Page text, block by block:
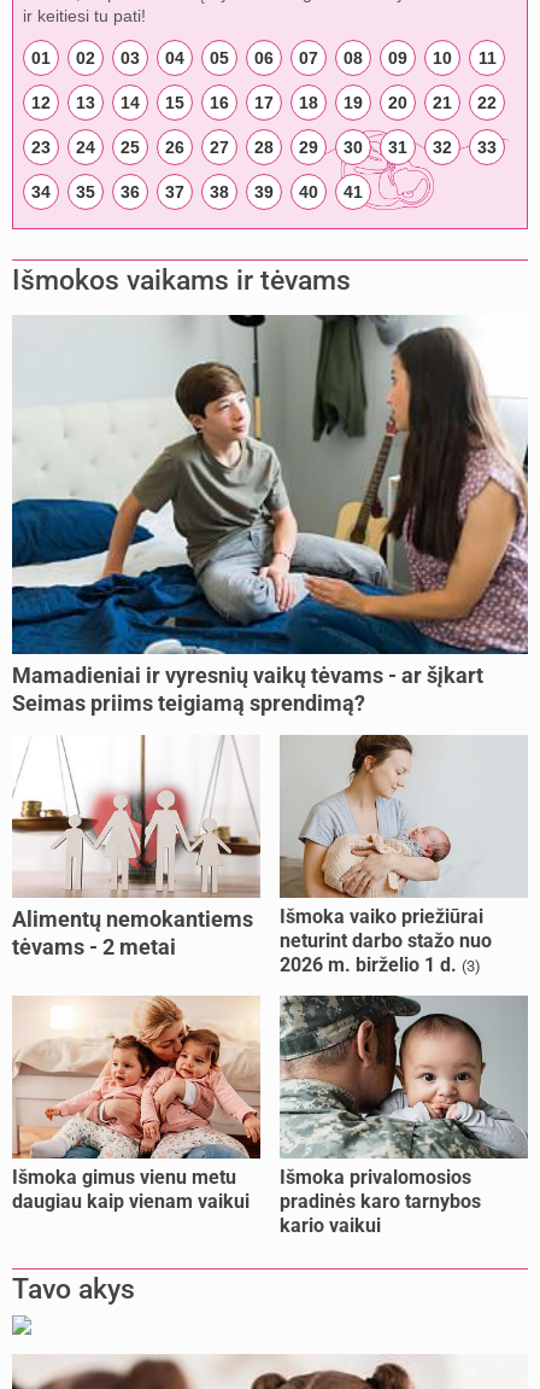
ir keitiesi tu pati!
01 02 03 04 05 06 07 08 09 10 11
12 13 14 15 16 17 18 19 20 21 22
23 24 25 26 27 28 29 30 31 32 33
34 35 36 37 38 39 40 41
Išmokos vaikams ir tėvams
Mamadieniai ir vyresnių vaikų tėvams - ar šįkart
Seimas priims teigiamą sprendimą?
Alimentų nemokantiems
tėvams - 2 metai
Išmoka vaiko priežiūrai
neturint darbo stažo nuo
2026 m. birželio 1 d. (3)
Išmoka gimus vienu metu
daugiau kaip vienam vaikui
Išmoka privalomosios
pradinės karo tarnybos
kario vaikui
Tavo akys